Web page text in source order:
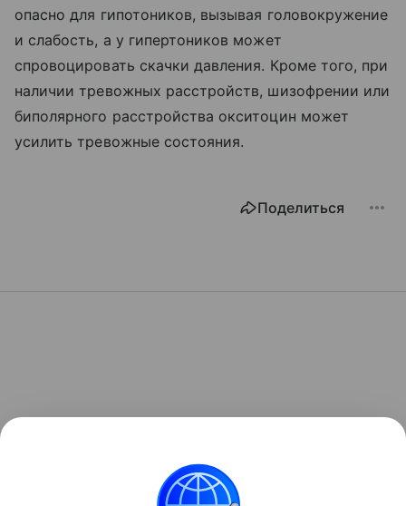
опасно для гипотоников, вызывая головокружение
и слабость, а у гипертоников может
спровоцировать скачки давления. Кроме того, при
наличии тревожных расстройств, шизофрении или
биполярного расстройства окситоцин может
усилить тревожные состояния.
Поделиться